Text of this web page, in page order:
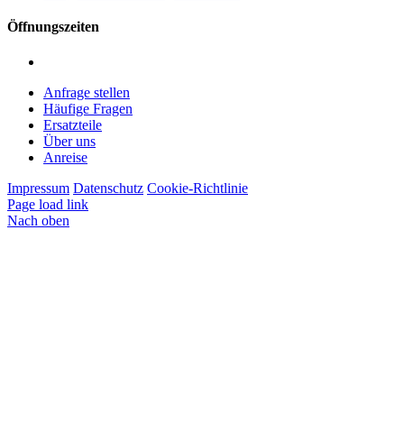
Öffnungszeiten
Anfrage stellen
Häufige Fragen
Ersatzteile
Über uns
Anreise
Impressum Datenschutz Cookie-Richtlinie
Page load link
Nach oben